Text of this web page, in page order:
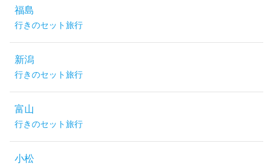
福島
行きのセット旅行
新潟
行きのセット旅行
富山
行きのセット旅行
小松